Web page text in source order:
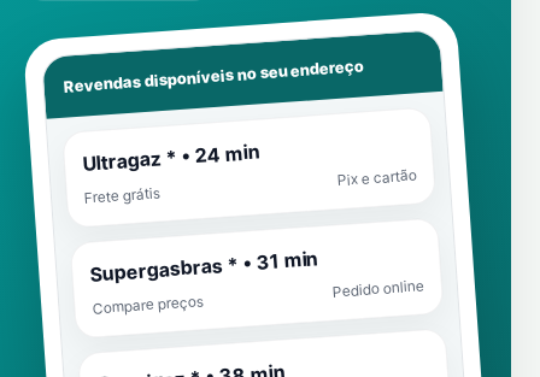
Revendas disponíveis no seu endereço
Ultragaz * • 24 min
Frete grátis
Pix e cartão
Supergasbras * • 31 min
Compare preços
Pedido online